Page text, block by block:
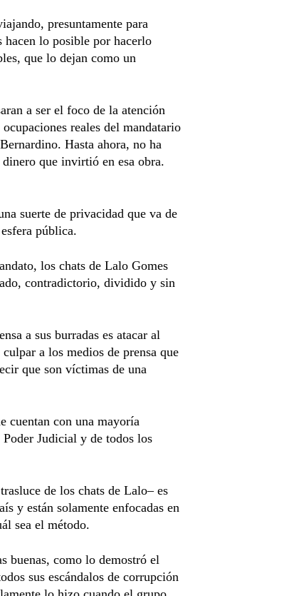
presuntamente para
hacen lo posible por hacerlo
que lo dejan como un
a ser el foco de la atención
reales del mandatario
Hasta ahora, no ha
que invirtió en esa obra.
suerte de privacidad que va de
pública.
los chats de Lalo Gomes
contradictorio, dividido y sin
a sus burradas es atacar al
a los medios de prensa que
que son víctimas de una
cuentan con una mayoría
Judicial y de todos los
de los chats de Lalo– es
y están solamente enfocadas en
sea el método.
buenas, como lo demostró el
sus escándalos de corrupción